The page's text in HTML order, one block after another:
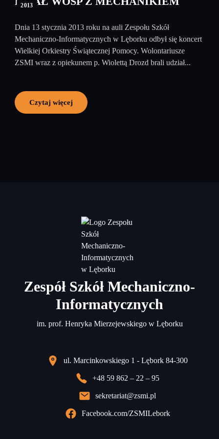
2013
Dnia 13 stycznia 2013 roku na auli Zespołu Szkół
Mechaniczno-Informatycznych w Lęborku odbył się koncert
Wielkiej Orkiestry Świątecznej Pomocy. Wolontariusze
ZSMI wraz z opiekunem p. Wiolettą Drozd brali udział...
Czytaj więcej
Zespół Szkół Mechaniczno-
Informatycznych
im. prof. Henryka Mierzejewskiego w Lęborku
ul. Marcinkowskiego 1 - Lębork 84-300
+48 59 862 – 22 – 95
sekretariat@zsmi.pl
Facebook.com/ZSMILebork